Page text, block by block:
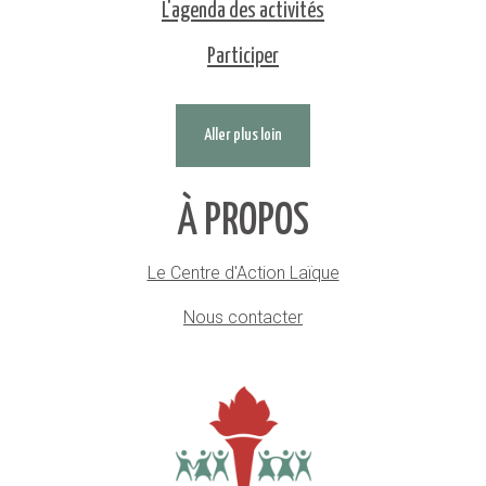
L'agenda des activités
Participer
Aller plus loin
À PROPOS
Le Centre d'Action Laïque
Nous contacter